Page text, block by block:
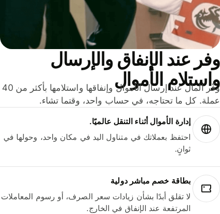
عند الإنفاق والإرسال
الأموال
وفّر المال عند إرسال الأموال وإنفاقها واستلامها بأكثر من 40
كل ما تحتاجه، في حساب واحد، وقتما تشاء.
إدارة الأموال أثناء التنقل عالميًا.
احتفظ بعملاتك في متناول اليد في مكان واحد، وحولها في
ثوانٍ.
بطاقة خصم مباشر دولية
لا تقلق أبدًا بشأن زيادات سعر الصرف، أو رسوم المعاملات
المرتفعة عند الإنفاق في الخارج.